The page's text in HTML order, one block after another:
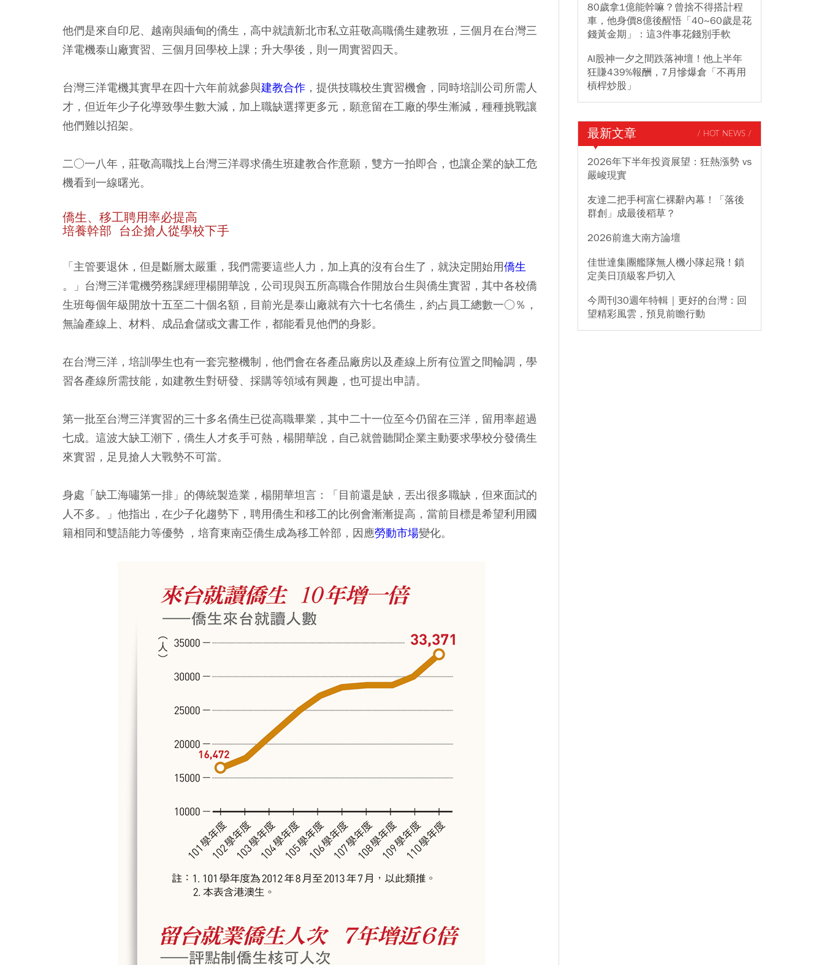
他們是來自印尼、越南與緬甸的僑生，高中就讀新北市私立莊敬高職僑生建教班，三個月在台灣三
洋電機泰山廠實習、三個月回學校上課；升大學後，則一周實習四天。
台灣三洋電機其實早在四十六年前就參與建教合作 ，提供技職校生實習機會，同時培訓公司所需人
才，但近年少子化導致學生數大減，加上職缺選擇更多元，願意留在工廠的學生漸減，種種挑戰讓
他們難以招架。
二○一八年，莊敬高職找上台灣三洋尋求僑生班建教合作意願，雙方一拍即合，也讓企業的缺工危
機看到一線曙光。
僑生、移工聘用率必提高
培養幹部 台企搶人從學校下手
「主管要退休，但是斷層太嚴重，我們需要這些人力，加上真的沒有台生了，就決定開始用僑生
。」台灣三洋電機勞務課經理楊開華說，公司現與五所高職合作開放台生與僑生實習，其中各校僑
生班每個年級開放十五至二十個名額，目前光是泰山廠就有六十七名僑生，約占員工總數一○％，
無論產線上、材料、成品倉儲或文書工作，都能看見他們的身影。
在台灣三洋，培訓學生也有一套完整機制，他們會在各產品廠房以及產線上所有位置之間輪調，學
習各產線所需技能，如建教生對研發、採購等領域有興趣，也可提出申請。
第一批至台灣三洋實習的三十多名僑生已從高職畢業，其中二十一位至今仍留在三洋，留用率超過
七成。這波大缺工潮下，僑生人才炙手可熱，楊開華說，自己就曾聽聞企業主動要求學校分發僑生
來實習，足見搶人大戰勢不可當。
身處「缺工海嘯第一排」的傳統製造業，楊開華坦言：「目前還是缺，丟出很多職缺，但來面試的
人不多。」他指出，在少子化趨勢下，聘用僑生和移工的比例會漸漸提高，當前目標是希望利用國
籍相同和雙語能力等優勢 ，培育東南亞僑生成為移工幹部，因應勞動市場變化。
80歲拿1億能幹嘛？曾捨不得搭計程
車，他身價8億後醒悟「40~60歲是花
錢黃金期」：這3件事花錢別手軟
AI股神一夕之間跌落神壇！他上半年
狂賺439%報酬，7月慘爆倉「不再用
槓桿炒股」
最新文章 / HOT NEWS /
2026年下半年投資展望：狂熱漲勢 vs
嚴峻現實
友達二把手柯富仁裸辭內幕！「落後
群創」成最後稻草？
2026前進大南方論壇
佳世達集團艦隊無人機小隊起飛！鎖
定美日頂級客戶切入
今周刊30週年特輯｜更好的台灣：回
望精彩風雲，預見前瞻行動